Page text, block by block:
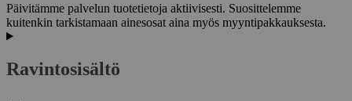
Päivitämme palvelun tuotetietoja aktiivisesti. Suosittelemme
kuitenkin tarkistamaan ainesosat aina myös myyntipakkauksesta.
Ravintosisältö